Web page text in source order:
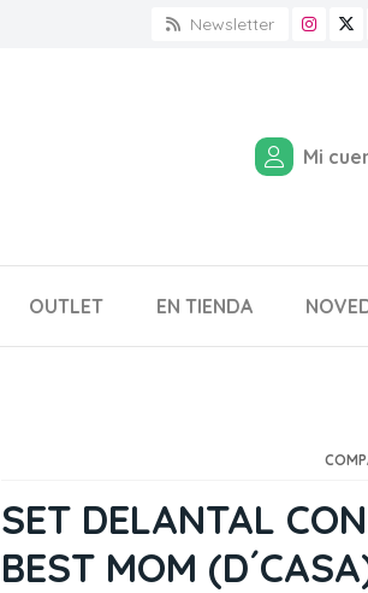
Newsletter
Mi
OUTLET EN TIENDA
SET DELANTAL
BEST MOM